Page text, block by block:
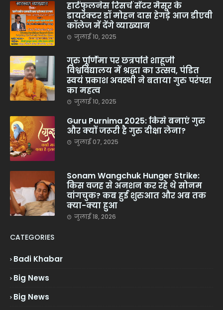
हार्टफुलनेस रिसर्च सेंटर मैसूर के
डायरेक्टर डॉ मोहन दास हेगड़े आज डीएवी
कॉलेज में देंगे व्याख्यान
जुलाई 10, 2025
गुरु पूर्णिमा पर छत्रपति शाहूजी
विश्वविद्यालय में श्रद्धा का उत्सव, पंडित
स्वयं प्रकाश अवस्थी ने बताया गुरु परंपरा
का महत्व
जुलाई 10, 2025
Guru Purnima 2025: किसे बनाएं गुरु
और क्यों जरूरी है गुरु दीक्षा लेना?
जुलाई 07, 2025
Sonam Wangchuk Hunger Strike:
किस वजह से अनशन कर रहे थे सोनम
वांगचुक? कब हुई शुरुआत और अब तक
क्या-क्या हुआ
जुलाई 18, 2026
CATEGORIES
Badi Khabar
Big News
Big News